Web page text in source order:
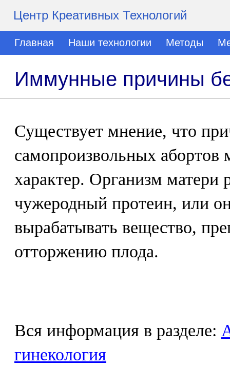
Центр Креативных Технологий
Главная Наши технологии Методы
Иммунные причины
Существует мнение, что
самопроизвольных
характер. Организм матери
чужеродный протеин, или
вырабатывать вещество,
отторжению плода.
Вся информация в разделе:
гинекология